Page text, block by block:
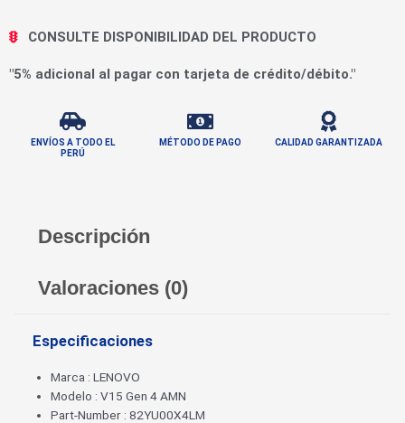
CONSULTE DISPONIBILIDAD DEL PRODUCTO
"5% adicional al pagar con tarjeta de crédito/débito."
ENVÍOS A TODO EL
PERÚ
MÉTODO DE PAGO CALIDAD GARANTIZADA
Descripción
Valoraciones (0)
Especificaciones
Marca : LENOVO
Modelo : V15 Gen 4 AMN
Part-Number : 82YU00X4LM